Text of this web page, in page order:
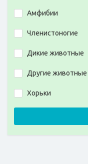
Амфибии
Членистоногие
Дикие животные
Другие животные
Хорьки